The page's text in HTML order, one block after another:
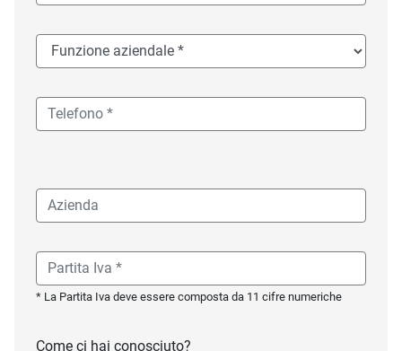
* La Partita Iva deve essere composta da 11 cifre numeriche
Come ci hai conosciuto?